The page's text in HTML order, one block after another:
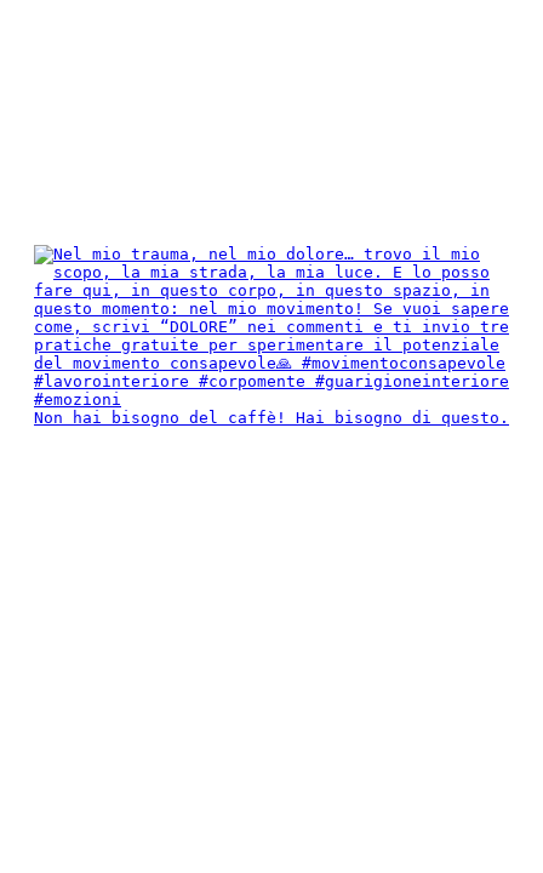
Non hai bisogno del caffè! Hai bisogno di questo.